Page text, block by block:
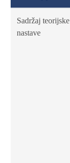
Sadržaj teorijske
nastave